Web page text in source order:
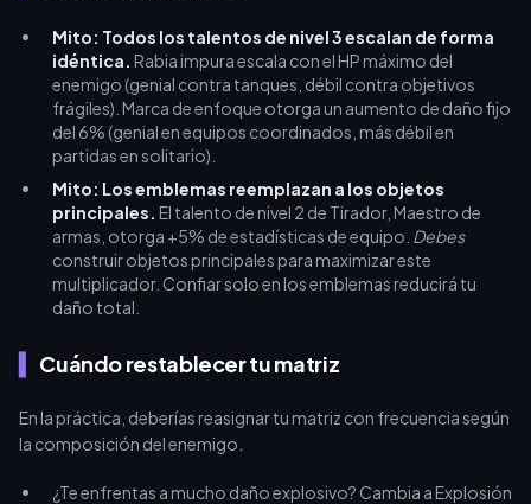
Mito: Todos los talentos de nivel 3 escalan de forma
idéntica. Rabia impura escala con el HP máximo del
enemigo (genial contra tanques, débil contra objetivos
frágiles). Marca de enfoque otorga un aumento de daño fijo
del 6% (genial en equipos coordinados, más débil en
partidas en solitario).
Mito: Los emblemas reemplazan a los objetos
principales. El talento de nivel 2 de Tirador, Maestro de
armas, otorga +5% de estadísticas de equipo. Debes
construir objetos principales para maximizar este
multiplicador. Confiar solo en los emblemas reducirá tu
daño total.
Cuándo restablecer tu matriz
En la práctica, deberías reasignar tu matriz con frecuencia según
la composición del enemigo.
¿Te enfrentas a mucho daño explosivo? Cambia a Explosión